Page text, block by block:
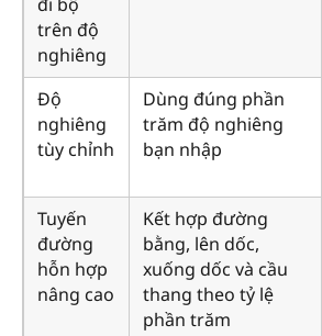
trên độ
nghiêng
Độ
nghiêng
tùy chỉnh
Dùng đúng phần
trăm độ nghiêng
bạn nhập
Tuyến
đường
hỗn hợp
nâng cao
Kết hợp đường
bằng, lên dốc,
xuống dốc và cầu
thang theo tỷ lệ
phần trăm